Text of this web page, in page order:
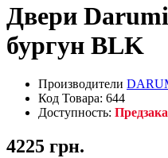
Двери
бургун BLK
Производители
Код Товара: 644
Доступность:
4225 грн.